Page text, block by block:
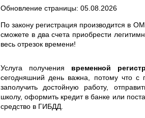
Обновление страницы: 05.08.2026
По закону регистрация производится в
сможете в два счета приобрести
весь отрезок времени!
Услуга получения временной
сегодняшний день важна, потому что
заполучить достойную работу,
школу, оформить кредит в банке или
средство в ГИБДД.